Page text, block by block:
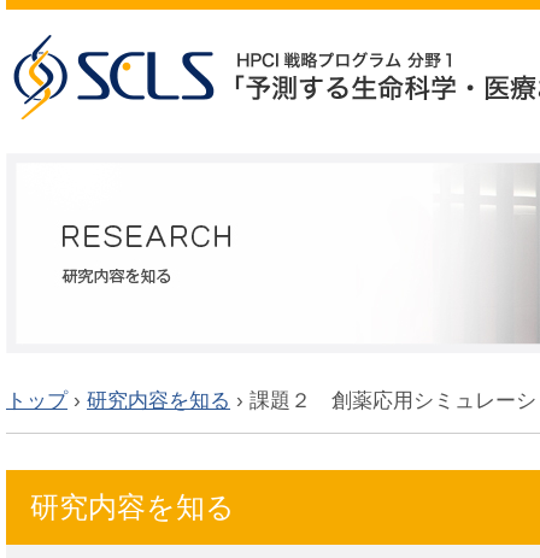
トップ› 研究内容を知る › 課題２ 創薬応用シミュレーシ
研究内容を知る